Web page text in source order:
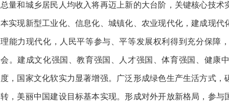
总量和城乡居民人均收入将再迈上新的大台阶，关键核心技
本实现新型工业化、信息化、城镇化、农业现代化，建成现
理能力现代化，人民平等参与、平等发展权利得到充分保障
会。建成文化强国、教育强国、人才强国、体育强国、健康
度，国家文化软实力显著增强。广泛形成绿色生产生活方式
转，美丽中国建设目标基本实现。形成对外开放新格局，参